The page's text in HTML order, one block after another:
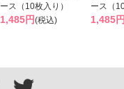
ース（10枚入り）
1,485円(税込)
ース（
1,485